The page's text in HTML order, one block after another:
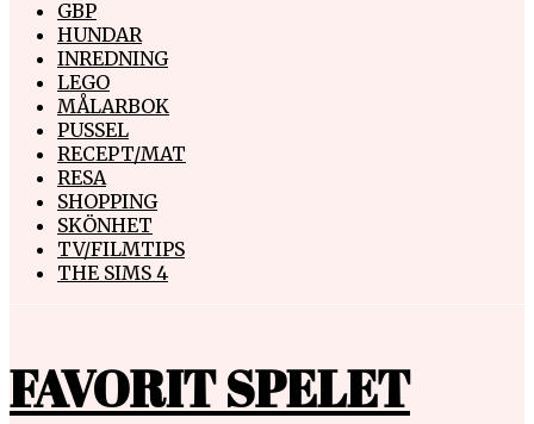
GBP
HUNDAR
INREDNING
LEGO
MÅLARBOK
PUSSEL
RECEPT/MAT
RESA
SHOPPING
SKÖNHET
TV/FILMTIPS
THE SIMS 4
FAVORIT SPELET